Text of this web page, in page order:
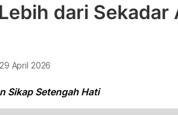
dari Sekadar
29 April 2026
Sikap Setengah Hati